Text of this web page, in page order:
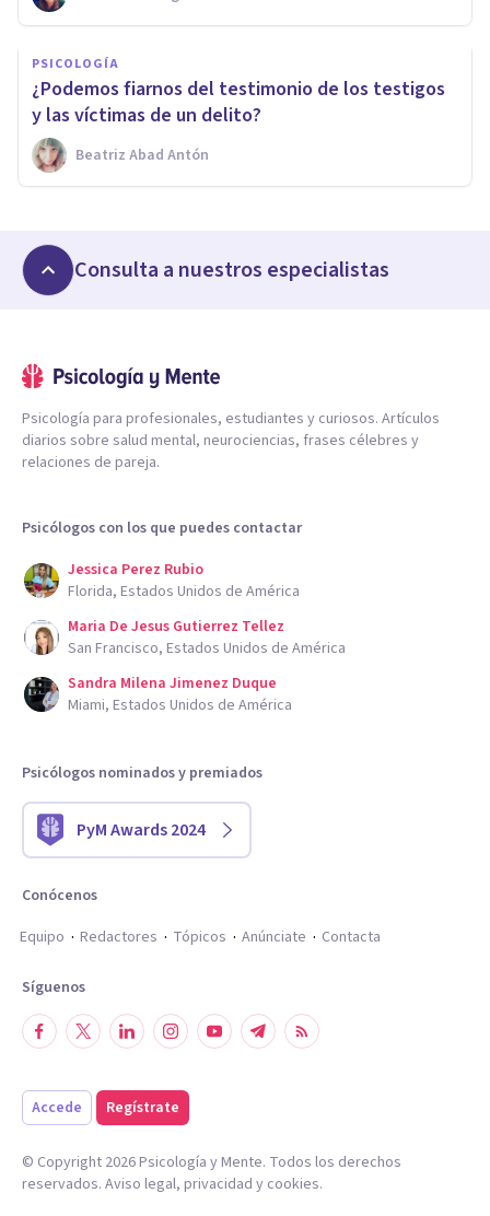
PSICOLOGÍA
​¿Podemos fiarnos del testimonio de los testigos
y las víctimas de un delito?
Beatriz Abad Antón
Consulta a nuestros especialistas
Psicología para profesionales, estudiantes y curiosos. Artículos
diarios sobre salud mental, neurociencias, frases célebres y
relaciones de pareja.
Psicólogos con los que puedes contactar
Jessica Perez Rubio
Florida, Estados Unidos de América
Maria De Jesus Gutierrez Tellez
San Francisco, Estados Unidos de América
Sandra Milena Jimenez Duque
Miami, Estados Unidos de América
Psicólogos nominados y premiados
PyM Awards 2024
Conócenos
Equipo
Redactores Tópicos Anúnciate Contacta
Síguenos
Accede Regístrate
© Copyright 2026Psicología y Mente. Todos los derechos
reservados. Aviso legal, privacidad y cookies.